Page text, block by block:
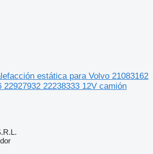
estática para Volvo 21083162
22927932 22238333 12V camión